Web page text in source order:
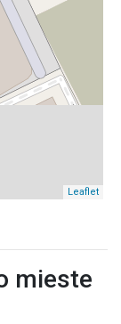
Leaflet
mieste